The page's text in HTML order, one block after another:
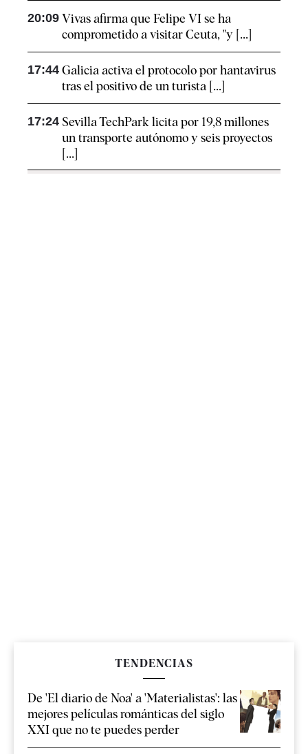
20:09 Vivas afirma que Felipe VI se ha
comprometido a visitar Ceuta, "y [...]
17:44 Galicia activa el protocolo por hantavirus
tras el positivo de un turista [...]
17:24 Sevilla TechPark licita por 19,8 millones
un transporte autónomo y seis proyectos
[...]
TENDENCIAS
De 'El diario de Noa' a 'Materialistas': las
mejores películas románticas del siglo
XXI que no te puedes perder